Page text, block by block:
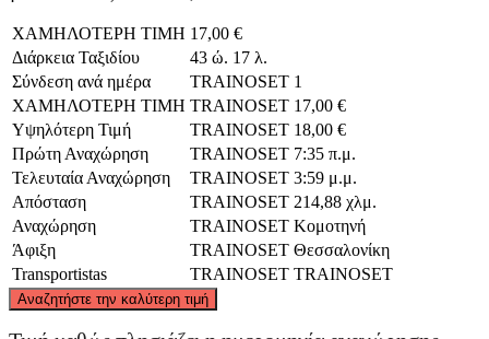
ΧΑΜΗΛΟΤΕΡΗ ΤΙΜΗ 17,00 €
Διάρκεια Ταξιδίου
43 ώ. 17 λ.
Σύνδεση ανά ημέρα
TRAINOSET 1
ΧΑΜΗΛΟΤΕΡΗ ΤΙΜΗ TRAINOSET 17,00 €
Υψηλότερη Τιμή
TRAINOSET 18,00 €
Πρώτη Αναχώρηση
TRAINOSET 7:35 π.μ.
Τελευταία Αναχώρηση
TRAINOSET 3:59 μ.μ.
Απόσταση
TRAINOSET 214,88 χλμ.
Αναχώρηση
TRAINOSET Κομοτηνή
Άφιξη
TRAINOSET Θεσσαλονίκη
Transportistas
TRAINOSET TRAINOSET
Αναζητήστε την καλύτερη τιμή
©CARTO, ©OpenStreetMap contributors